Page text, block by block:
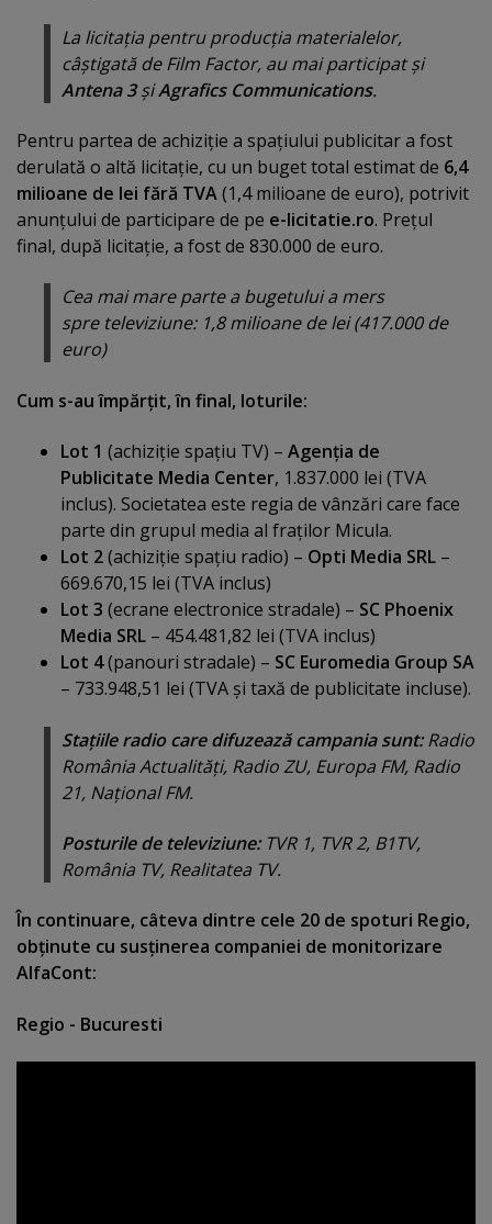
La licitaţia pentru producţia materialelor,
câştigată de Film Factor, au mai participat şi
Antena 3şiAgrafics Communications.
Pentru partea de achiziţie a spaţiului publicitar a fost
derulată o altă licitaţie, cu un buget total estimat de 6,4
milioane de lei fără TVA(1,4 milioane de euro), potrivit
anunţului de participare de pe e-licitatie.ro. Preţul
final, după licitaţie, a fost de 830.000 de euro.
Cea mai mare parte a bugetului a mers
spre televiziune: 1,8 milioane de lei (417.000 de
euro)
Cum s-au împărţit, în final, loturile:
Lot 1 (achiziţie spaţiu TV) – Agenţia de
Publicitate Media Center, 1.837.000 lei (TVA
inclus). Societatea este regia de vânzări care face
parte din grupul media al fraţilor Micula.
Lot 2(achiziţie spaţiu radio) – Opti Media SRL –
669.670,15 lei (TVA inclus)
Lot 3 (ecrane electronice stradale) – SC Phoenix
Media SRL – 454.481,82 lei (TVA inclus)
Lot 4(panouri stradale) – SC Euromedia Group SA
– 733.948,51 lei (TVA şi taxă de publicitate incluse).
Staţiile radio care difuzează campania sunt:Radio
România Actualităţi, Radio ZU, Europa FM, Radio
21, Naţional FM.
Posturile de televiziune:TVR 1, TVR 2, B1TV,
România TV, Realitatea TV.
În continuare, câteva dintre cele 20 de spoturi Regio,
obţinute cu susţinerea companiei de monitorizare
AlfaCont:
Regio - Bucuresti